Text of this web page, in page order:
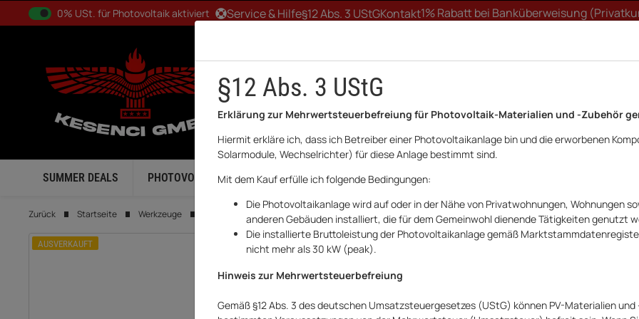
0% USt. für Betreiber der Anlage gem. § 12 Abs. 3 UStG
0% USt. für Photovoltaik aktiviert Service & Hilfe§12 Abs. 3 UStGKontakt1% Rabatt bei Banküberweisung
SUMMER DEALS PHOTOVOLTAIK BALKONKRAFTWERK WALLBOX
Zurück Startseite Werkzeuge Pro-Bau-Tec Profi-Stapelkarre Sackkarre mit PU-Reifen 1-2-3 Traglast bis 200 kg
AUSVERKAUFT
Pro-Bau-Tec
Reifen 1-2-3
Art.Nr.:
§12 Abs. 3 UStG
Erklärung zur Mehrwertsteuerbefreiung für Photovoltaik-Materialien und -Zubehör
Hiermit erkläre ich, dass ich Betreiber einer Photovoltaikanlage bin und die erworbenen
Solarmodule, Wechselrichter) für diese Anlage bestimmt sind.
Mit dem Kauf erfülle ich folgende Bedingungen:
Die Photovoltaikanlage wird auf oder in der Nähe von Privatwohnungen, Wohnungen
anderen Gebäuden installiert, die für dem Gemeinwohl dienende Tätigkeiten genutzt
Die installierte Bruttoleistung der Photovoltaikanlage gemäß
nicht mehr als 30 kW (peak).
Hinweis zur Mehrwertsteuerbefreiung
Gemäß §12 Abs. 3 des deutschen Umsatzsteuergesetzes (UStG) können PV-Materialien